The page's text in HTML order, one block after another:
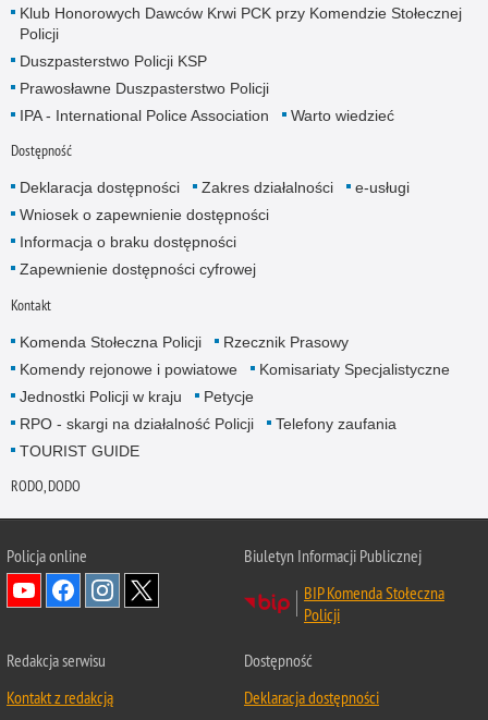
Klub Honorowych Dawców Krwi PCK przy Komendzie Stołecznej
Policji
Duszpasterstwo Policji KSP
Prawosławne Duszpasterstwo Policji
IPA - International Police Association
Warto wiedzieć
Dostępność
Deklaracja dostępności Zakres działalności
e-usługi
Wniosek o zapewnienie dostępności
Informacja o braku dostępności
Zapewnienie dostępności cyfrowej
Kontakt
Komenda Stołeczna Policji
Rzecznik Prasowy
Komendy rejonowe i powiatowe
Komisariaty Specjalistyczne
Jednostki Policji w kraju
Petycje
RPO - skargi na działalność Policji
Telefony zaufania
TOURIST GUIDE
RODO, DODO
Policja online
Biuletyn Informacji Publicznej
BIP Komenda Stołeczna
Policji
Redakcja serwisu
Kontakt z redakcją
Dostępność
Deklaracja dostępności